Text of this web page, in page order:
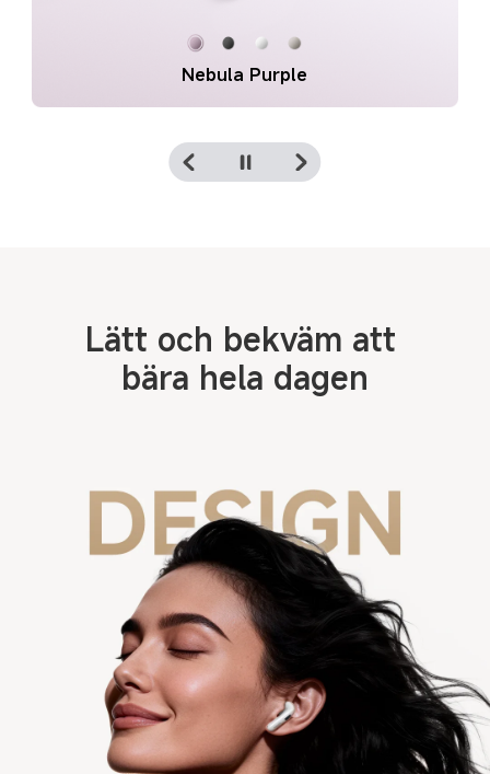
Graphite Black
Lätt och bekväm att
bära hela dagen